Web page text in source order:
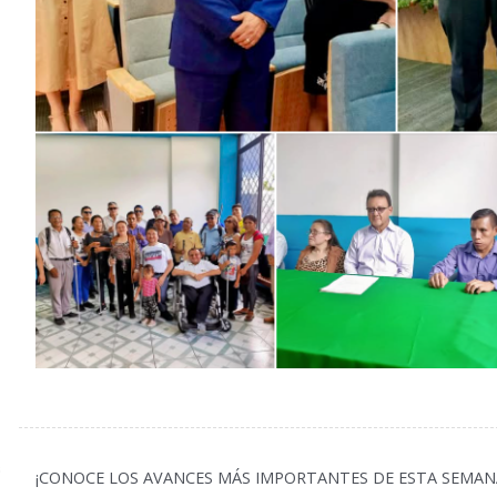
¡CONOCE LOS AVANCES MÁS IMPORTANTES DE ESTA